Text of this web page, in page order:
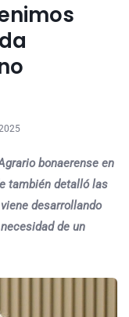
bonaerense en
también detalló las
desarrollando
de un